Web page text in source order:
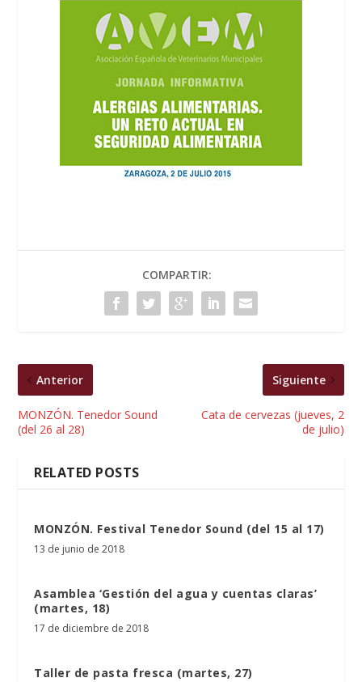
COMPARTIR:
Anterior
MONZÓN. Tenedor Sound
(del 26 al 28)
Siguiente
Cata de cervezas (jueves, 2
de julio)
RELATED POSTS
MONZÓN. Festival Tenedor Sound (del 15 al 17)
13 de junio de 2018
Asamblea ‘Gestión del agua y cuentas claras’
(martes, 18)
17 de diciembre de 2018
Taller de pasta fresca (martes, 27)